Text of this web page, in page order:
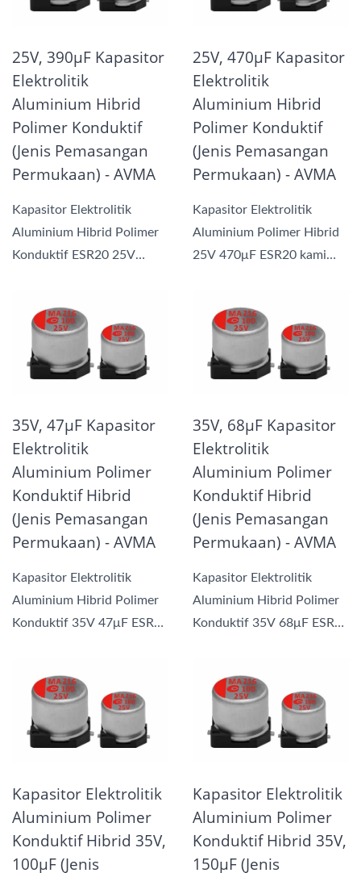
25V, 390μF Kapasitor
Elektrolitik
Aluminium Hibrid
Polimer Konduktif
(Jenis Pemasangan
Permukaan) - AVMA
Kapasitor Elektrolitik
Aluminium Hibrid Polimer
Konduktif ESR20 25V
25V, 470μF Kapasitor
Elektrolitik
Aluminium Hibrid
Polimer Konduktif
(Jenis Pemasangan
Permukaan) - AVMA
Kapasitor Elektrolitik
Aluminium Polimer Hibrid
25V 470μF ESR20 kami
35V, 47μF Kapasitor
Elektrolitik
Aluminium Polimer
Konduktif Hibrid
(Jenis Pemasangan
Permukaan) - AVMA
Kapasitor Elektrolitik
Aluminium Hibrid Polimer
Konduktif 35V 47μF ESR35
35V, 68μF Kapasitor
Elektrolitik
Aluminium Polimer
Konduktif Hibrid
(Jenis Pemasangan
Permukaan) - AVMA
Kapasitor Elektrolitik
Aluminium Hibrid Polimer
Konduktif 35V 68μF ESR35
Kapasitor Elektrolitik
Aluminium Polimer
Konduktif Hibrid 35V,
100μF (Jenis
Kapasitor Elektrolitik
Aluminium Polimer
Konduktif Hibrid 35V,
150μF (Jenis